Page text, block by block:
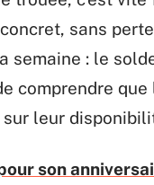
sans
semaine : le
comprendre
leur
son